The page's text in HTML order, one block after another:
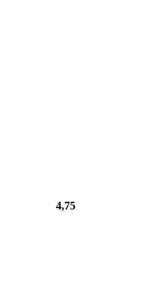
4,75